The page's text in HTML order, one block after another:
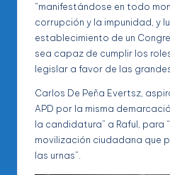
“manifestándose en todo
corrupción y la impunidad, y
establecimiento de un
sea capaz de cumplir los
legislar a favor de las
Carlos De Peña Evertsz,
APD por la misma
la candidatura” a Raful, para
movilización ciudadana que
las urnas”.